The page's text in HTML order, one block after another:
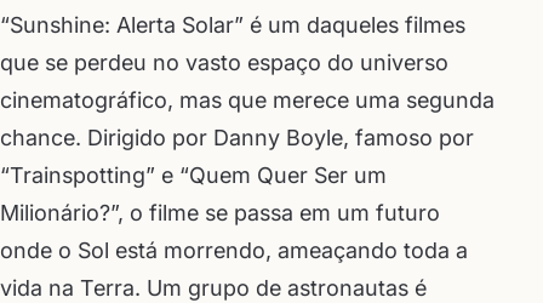
“Sunshine: Alerta Solar” é um daqueles filmes
que se perdeu no vasto espaço do universo
cinematográfico, mas que merece uma segunda
chance. Dirigido por Danny Boyle, famoso por
“Trainspotting” e “Quem Quer Ser um
Milionário?”, o filme se passa em um futuro
onde o Sol está morrendo, ameaçando toda a
vida na Terra. Um grupo de astronautas é